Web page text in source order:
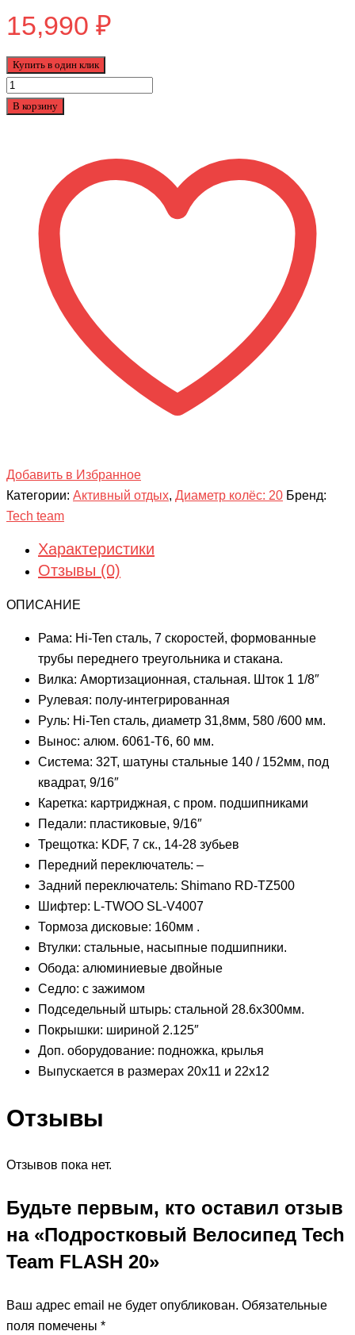
15,990 ₽
Купить в один клик
Количество
товара
FLASH
В корзину
Добавить в Избранное
Категории: Активный отдых, Диаметр колёс: 20 Бренд:
Tech team
Характеристики
Отзывы (0)
ОПИСАНИЕ
Рама: Hi-Ten сталь, 7 скоростей, формованные
трубы переднего треугольника и стакана.
Вилка: Амортизационная, стальная. Шток 1 1/8″
Рулевая: полу-интегрированная
Руль: Hi-Ten сталь, диаметр 31,8мм, 580 /600 мм.
Вынос: алюм. 6061-Т6, 60 мм.
Система: 32Т, шатуны стальные 140 / 152мм, под
квадрат, 9/16″
Каретка: картриджная, с пром. подшипниками
Педали: пластиковые, 9/16″
Трещотка: KDF, 7 ск., 14-28 зубьев
Передний переключатель: –
Задний переключатель: Shimano RD-TZ500
Шифтер: L-TWOO SL-V4007
Тормоза дисковые: 160мм .
Втулки: стальные, насыпные подшипники.
Обода: алюминиевые двойные
Седло: с зажимом
Подседельный штырь: стальной 28.6х300мм.
Покрышки: шириной 2.125″
Доп. оборудование: подножка, крылья
Выпускается в размерах 20х11 и 22х12
Отзывы
Отзывов пока нет.
Будьте первым, кто оставил отзыв
на «Подростковый Велосипед Tech
Team FLASH 20»
Ваш адрес email не будет опубликован. Обязательные
поля помечены *